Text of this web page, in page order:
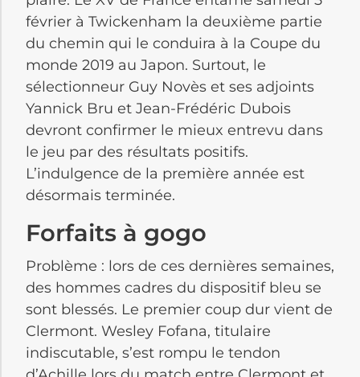
février à Twickenham la deuxième partie
du chemin qui le conduira à la Coupe du
monde 2019 au Japon. Surtout, le
sélectionneur Guy Novès et ses adjoints
Yannick Bru et Jean-Frédéric Dubois
devront confirmer le mieux entrevu dans
le jeu par des résultats positifs.
L’indulgence de la première année est
désormais terminée.
Forfaits à gogo
Problème : lors de ces dernières semaines,
des hommes cadres du dispositif bleu se
sont blessés. Le premier coup dur vient de
Clermont. Wesley Fofana, titulaire
indiscutable, s’est rompu le tendon